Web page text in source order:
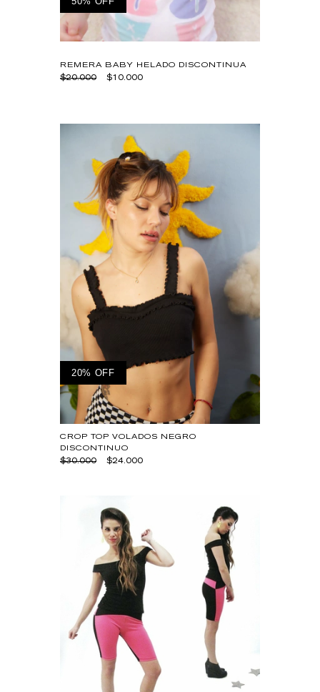
REMERA BABY HELADO DISCONTINUA
$20.000 $10.000
20% OFF
CROP TOP VOLADOS NEGRO
DISCONTINUO
$30.000 $24.000